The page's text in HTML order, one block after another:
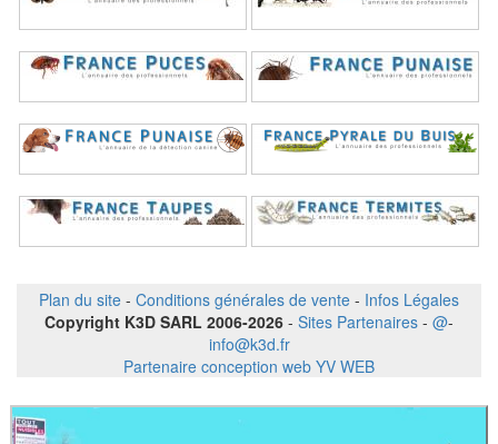
Plan du site - Conditions générales de vente - Infos Légales
Copyright K3D SARL 2006-2026 - Sites Partenaires - @-
info@k3d.fr
Partenaire conception web YV WEB